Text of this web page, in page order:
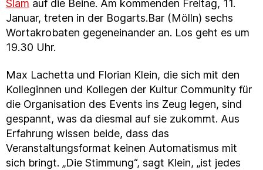
Slam auf die Beine. Am kommenden Freitag, 11.
Januar, treten in der Bogarts.Bar (Mölln) sechs
Wortakrobaten gegeneinander an. Los geht es um
19.30 Uhr.
Max Lachetta und Florian Klein, die sich mit den
Kolleginnen und Kollegen der Kultur Community für
die Organisation des Events ins Zeug legen, sind
gespannt, was da diesmal auf sie zukommt. Aus
Erfahrung wissen beide, dass das
Veranstaltungsformat keinen Automatismus mit
sich bringt. „Die Stimmung“, sagt Klein, „ist jedes